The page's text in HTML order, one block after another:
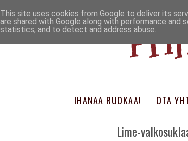
IHANAA RUOKAA! OTA
Lime-
This site uses cookies from Google to deliver its
are shared with Google along with performance
statistics, and to detect and address abuse.